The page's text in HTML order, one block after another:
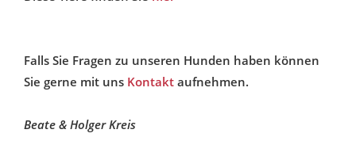
Falls Sie Fragen zu unseren Hunden haben können
Sie gerne mit uns Kontakt aufnehmen.
Beate & Holger Kreis